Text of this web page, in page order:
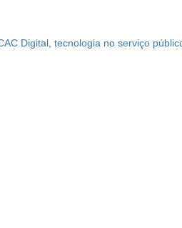
Digital ,tecnologia no serviço